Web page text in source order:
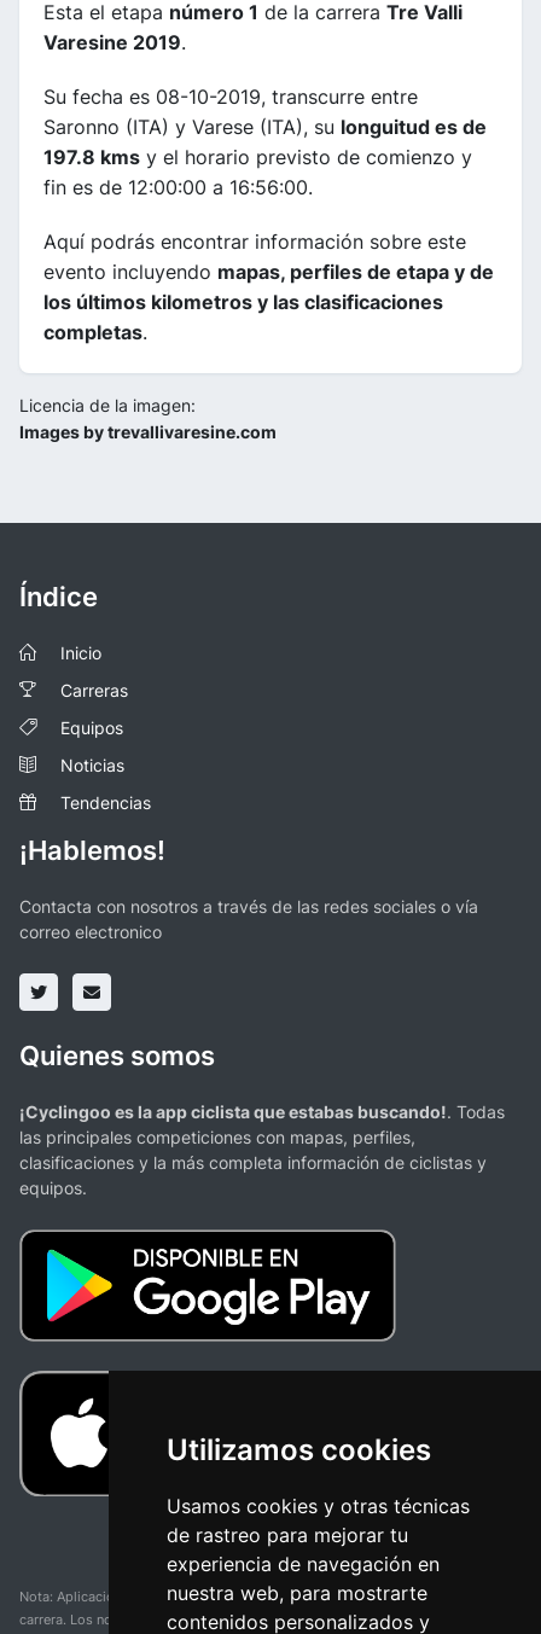
Utilizamos cookies
Usamos cookies y otras técnicas
de rastreo para mejorar tu
experiencia de navegación en
nuestra web, para mostrarte
contenidos personalizados y
Esta el etapa número 1 de la carrera Tre Valli
Varesine 2019.
Su fecha es 08-10-2019, transcurre entre
Saronno (ITA) y Varese (ITA), su longuitud es de
197.8 kms y el horario previsto de comienzo y
fin es de 12:00:00 a 16:56:00.
Aquí podrás encontrar información sobre este
evento incluyendo mapas, perfiles de etapa y de
los últimos kilometros y las clasificaciones
completas.
Licencia de la imagen:
Images by trevallivaresine.com
Índice
Inicio
Carreras
Equipos
Noticias
Tendencias
¡Hablemos!
Contacta con nosotros a través de las redes sociales o vía
correo electronico
Quienes somos
¡Cyclingoo es la app ciclista que estabas buscando!. Todas
las principales competiciones con mapas, perfiles,
clasificaciones y la más completa información de ciclistas y
equipos.
Nota: Aplicación y web no oficial y no relacionada con ninguna organización o
carrera. Los nombres de equipos, competiciones, marcas comerciales y